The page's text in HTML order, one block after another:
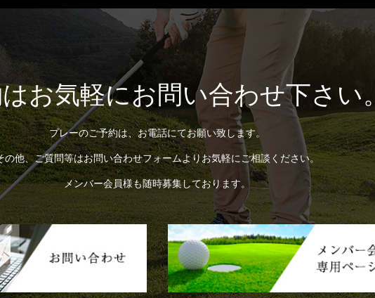
お気軽にお問い合わせ下さい。
プレーのご予約は、お電話にてお願い致します。
の他、ご質問等はお問い合わせフォームよりお気軽にご相談ください。
メンバー会員様も随時募集しております。